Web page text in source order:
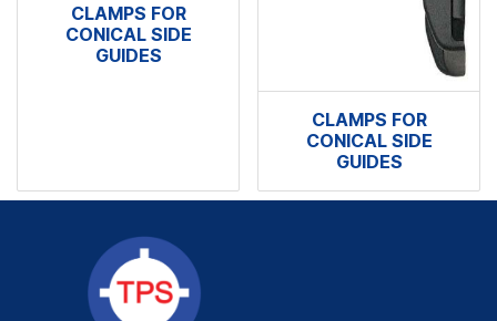
CLAMPS FOR
CONICAL SIDE
GUIDES
CLAMPS FOR
CONICAL SIDE
GUIDES